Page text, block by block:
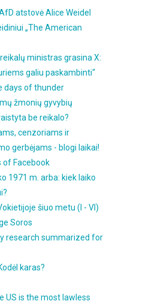
atstovė Alice Weidel
„The American
ministras grasina X:
galiu paskambinti“
days of thunder
žmonių gyvybių
be reikalo?
cenzoriams ir
gerbėjams - blogi laikai!
of Facebook
1971 m. arba: kiek laiko
šiuo metu (I - VI)
Soros
research summarized for
karas?
US is the most lawless